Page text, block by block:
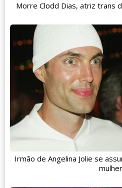
Morre Clodd Dias, atriz trans
Irmão de Angelina Jolie se
mulher